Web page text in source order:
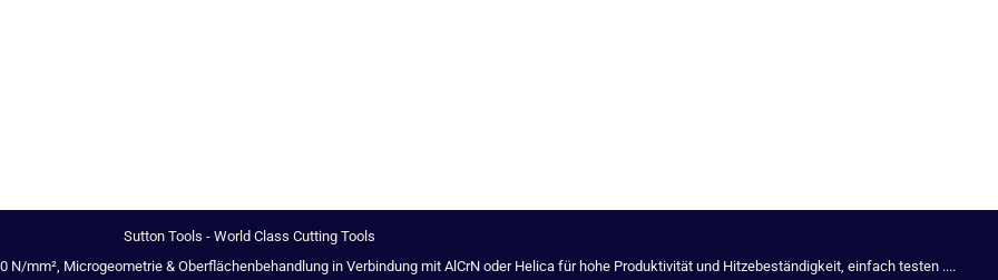
Sutton Tools - World Class Cutting Tools
mm², Microgeometrie & Oberflächenbehandlung in Verbindung mit AlCrN oder Helica für hohe Produktivität und Hitzebeständigkeit, einfach testen ....